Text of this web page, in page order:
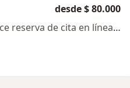
desde $ 80.000
Este especialista no ofrece reserva de cita en línea en esta dirección.